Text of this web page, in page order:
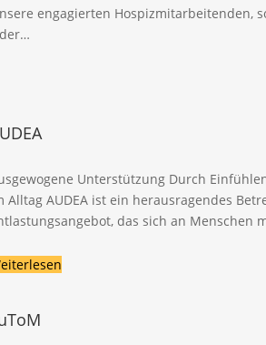
engagierten Hospizmitarbeitenden,
Unterstützung Durch
Alltag AUDEA ist ein herausragendes
das sich an Menschen